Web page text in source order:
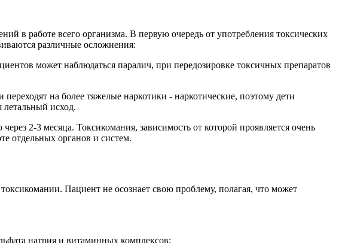
в работе всего организма. В первую очередь от употребления токсических
различные осложнения:
может наблюдаться паралич, при передозировке токсичных препаратов
на более тяжелые наркотики - наркотические, поэтому дети
летальный исход.
2-3 месяца. Токсикомания, зависимость от которой проявляется очень
отдельных органов и систем.
Пациент не осознает свою проблему, полагая, что может
натрия и витаминных комплексов;